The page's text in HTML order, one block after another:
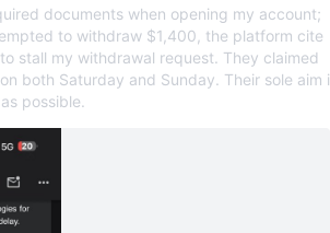
documents when opening my account;
to withdraw $1,400, the platform cite
stall my withdrawal request. They claimed
both Saturday and Sunday. Their sole aim i
possible.